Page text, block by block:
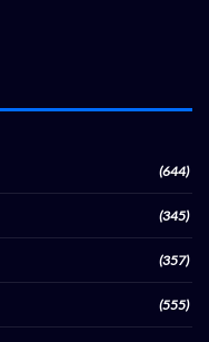
(644)
(345)
(357)
(555)